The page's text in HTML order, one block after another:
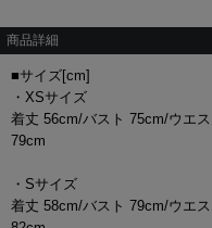
商品詳細
■サイズ[cm]
・XSサイズ
着丈 56cm/バスト 75cm/ウエ
79cm
・Sサイズ
着丈 58cm/バスト 79cm/ウエ